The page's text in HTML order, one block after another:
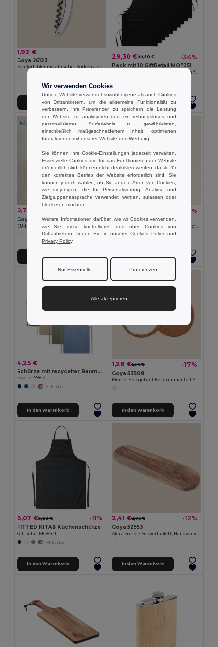
1,92 €
Goya 26123
In den Warenkorb
29,30 €44,50 € -34%
Pack mit 10 GiftRetail MO7251
KITAB Vielseitige Baumwollschürze für Küche und Garten
In den Warenkorb
Made in IT
0,78 €
Goya 52532
EU-Hergestellter Buchenholz Weinflaschenverschluss NEPAL
In den Warenkorb
-20%
Goya 52554
Rechteckiges Akazienholz Küchenbrett mit Juteschnur QUILES
In den Warenkorb
4,25 €
Schürze mit recycelter Baumwolle (140 g/m²)
Egotier 99812
+1 Farben
In den Warenkorb
1,28 €1,54 € -17%
Goya 53508
Kleiner Spiegel mit Kork ummantelt YLANG
In den Warenkorb
6,07 €6,83 € -11%
FITTED KITAB Küchenschürze
GiftRetail MO8441
+8 Farben
In den Warenkorb
2,41 €2,73 € -12%
Goya 52553
In den Warenkorb
Wir verwenden Cookies
Unsere Website verwendet sowohl eigene als auch Cookies
von Drittanbietern, um die allgemeine Funktionalität zu
verbessern, Ihre Präferenzen zu speichern, die Leistung
der Website zu analysieren und ein reibungsloses und
personalisiertes Surferlebnis zu gewährleisten,
einschließlich maßgeschneidertem Inhalt, optimierten
Interaktionen mit unserer Website und Werbung.
Sie können Ihre Cookie-Einstellungen jederzeit verwalten.
Essenzielle Cookies, die für das Funktionieren der Website
erforderlich sind, können nicht deaktiviert werden, da sie für
den korrekten Betrieb der Website erforderlich sind. Sie
können jedoch wählen, ob Sie andere Arten von Cookies,
wie diejenigen, die für Personalisierung, Analyse und
Zielgruppenansprache verwendet werden, zulassen oder
blockieren möchten.
Weitere Informationen darüber, wie wir Cookies verwenden,
wie Sie diese kontrollieren und über Cookies von
Drittanbietern, finden Sie in unserer Cookies Policy und
Privacy Policy.
Nur Essentielle Präferenzen
Alle akzeptieren